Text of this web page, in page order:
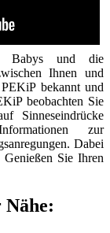
Babys und die
Ihnen und
bekannt und
beobachten Sie
Sinneseindrücke
zur
Dabei
Sie Ihren